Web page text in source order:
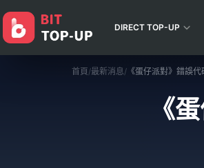
DIRECT TOP-UP
首頁/最新消息/ 《蛋仔派對》錯誤
《